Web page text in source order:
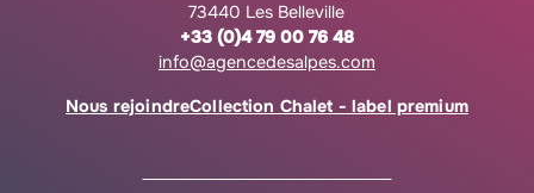
73440 Les Belleville
+33 (0)4 79 00 76 48
info@agencedesalpes.com
Nous rejoindreCollection Chalet - label premium